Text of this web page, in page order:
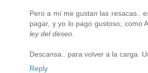
Pero a mí me gustan las resacas..
pagar, y yo lo pago gustoso; como
ley del deseo
Descansa.. para volver a la carga.
Reply